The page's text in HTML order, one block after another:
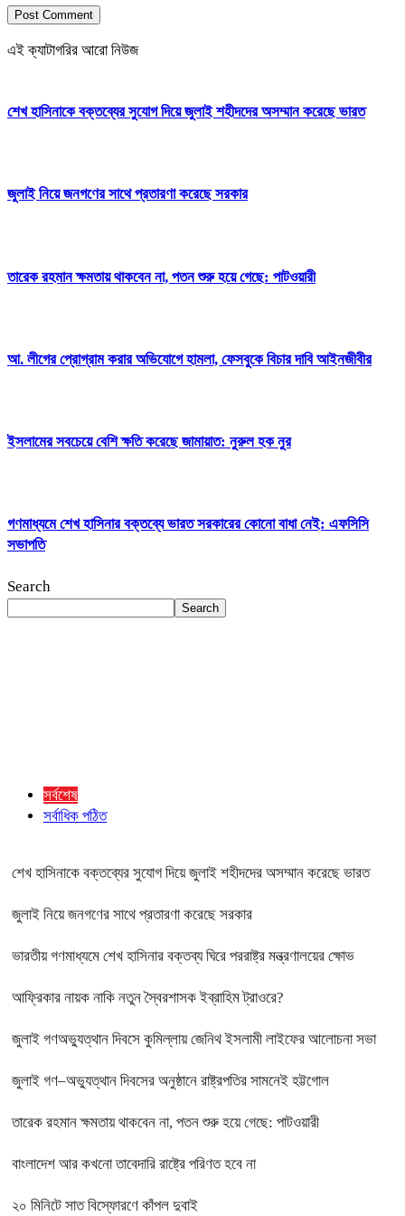
এই ক্যাটাগরির আরো নিউজ
শেখ হাসিনাকে বক্তব্যের সুযোগ দিয়ে জুলাই শহীদদের অসম্মান করেছে ভারত
জুলাই নিয়ে জনগণের সাথে প্রতারণা করেছে সরকার
তারেক রহমান ক্ষমতায় থাকবেন না, পতন শুরু হয়ে গেছে: পাটওয়ারী
আ. লীগের প্রোগ্রাম করার অভিযোগে হামলা, ফেসবুকে বিচার দাবি আইনজীবীর
ইসলামের সবচেয়ে বেশি ক্ষতি করেছে জামায়াত: নুরুল হক নুর
গণমাধ্যমে শেখ হাসিনার বক্তব্যে ভারত সরকারের কোনো বাধা নেই: এফসিসি
সভাপতি
Search
Search
সর্বশেষ
সর্বাধিক পঠিত
শেখ হাসিনাকে বক্তব্যের সুযোগ দিয়ে জুলাই শহীদদের অসম্মান করেছে ভারত
জুলাই নিয়ে জনগণের সাথে প্রতারণা করেছে সরকার
ভারতীয় গণমাধ্যমে শেখ হাসিনার বক্তব্য ঘিরে পররাষ্ট্র মন্ত্রণালয়ের ক্ষোভ
আফ্রিকার নায়ক নাকি নতুন স্বৈরশাসক ইব্রাহিম ট্রাওরে?
জুলাই গণঅভ্যুত্থান দিবসে কুমিল্লায় জেনিথ ইসলামী লাইফের আলোচনা সভা
জুলাই গণ–অভ্যুত্থান দিবসের অনুষ্ঠানে রাষ্ট্রপতির সামনেই হট্টগোল
তারেক রহমান ক্ষমতায় থাকবেন না, পতন শুরু হয়ে গেছে: পাটওয়ারী
বাংলাদেশ আর কখনো তাবেদারি রাষ্ট্রে পরিণত হবে না
২০ মিনিটে সাত বিস্ফোরণে কাঁপল দুবাই